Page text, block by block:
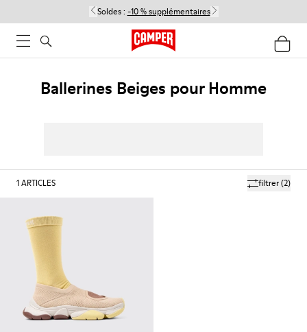
Soldes : -10 % supplémentaires
Ballerines Beiges pour Homme
filtrer(2)
1ARTICLES